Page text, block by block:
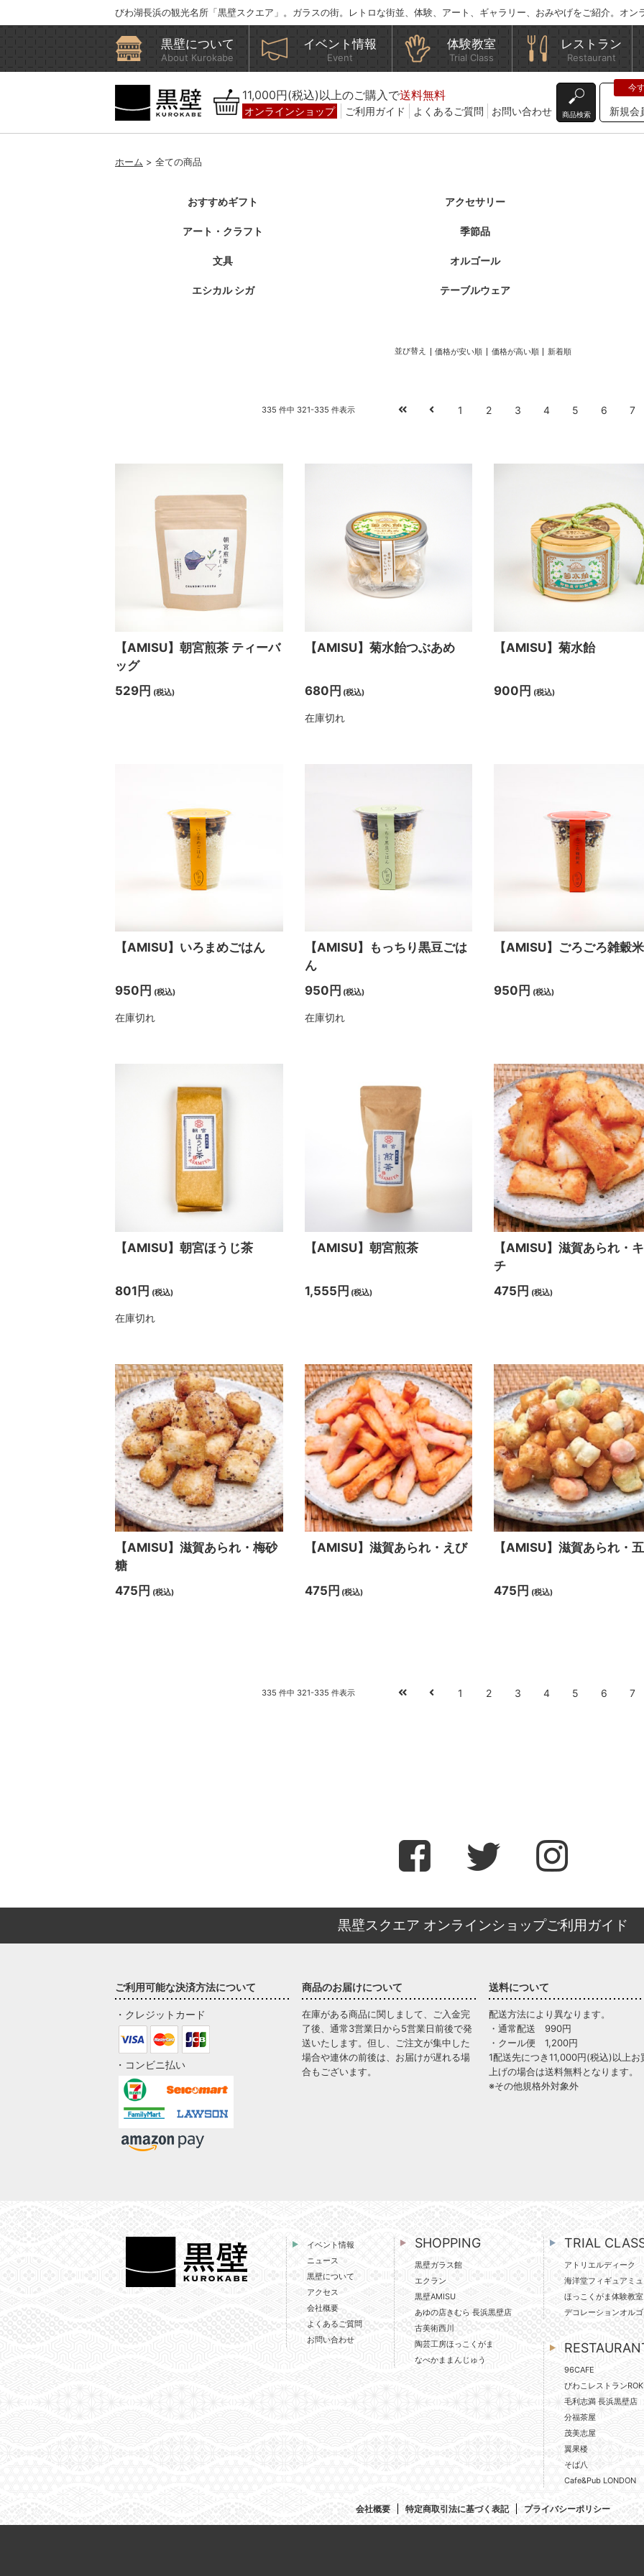
びわ湖長浜の観光名所「黒壁スクエア」。ガラスの街。レトロな街並、体験、アート、ギャラリー、おみやげをご紹介。オン
黒壁について
About Kurokabe
イベント情報
Event
体験教室
Trial Class
レストラン
Restaurant
11,000円(税込)以上のご購入で送料無料
オンラインショップ ご利用ガイド よくあるご質問 お問い合わせ 商品検索 新規会
ホーム > 全ての商品
おすすめギフト アクセサリー
アート・クラフト 季節品
文具 オルゴール
エシカル シガ テーブルウェア
並び替え 価格が安い順 価格が高い順 新着順
335 件中 321-335 件表示 1 2 3 4 5 6 7
【AMISU】朝宮煎茶 ティーバ
ッグ
529円 (税込)
【AMISU】菊水飴つぶあめ
680円 (税込)
在庫切れ
【AMISU】菊水飴
900円 (税込)
【AMISU】いろまめごはん
950円 (税込)
在庫切れ
【AMISU】もっちり黒豆ごは
ん
950円 (税込)
在庫切れ
【AMISU】ごろごろ雑穀米
950円 (税込)
【AMISU】朝宮ほうじ茶
801円 (税込)
在庫切れ
【AMISU】朝宮煎茶
1,555円 (税込)
【AMISU】滋賀あられ・
チ
475円 (税込)
【AMISU】滋賀あられ・梅砂
糖
475円 (税込)
【AMISU】滋賀あられ・えび
475円 (税込)
【AMISU】滋賀あられ・
475円 (税込)
335 件中 321-335 件表示 1 2 3 4 5 6 7
黒壁スクエア オンラインショップご利用ガイド
ご利用可能な決済方法について
・クレジットカード
・コンビニ払い
商品のお届けについて
在庫がある商品に関しまして、ご入金完
了後、通常3営業日から5営業日前後で発
送いたします。但し、ご注文が集中した
場合や連休の前後は、お届けが遅れる場
合もございます。
送料について
配送方法により異なります。
・通常配送 990円
・クール便 1,200円
1配送先につき11,000円(税込)以上お
上げの場合は送料無料となります。
※その他規格外対象外
イベント情報
ニュース
黒壁について
アクセス
会社概要
よくあるご質問
お問い合わせ
SHOPPING
黒壁ガラス館
エクラン
黒壁AMISU
あゆの店きむら 長浜黒壁店
古美術西川
陶芸工房ほっこくがま
なべかままんじゅう
TRIAL
アトリエルディーク
海洋堂フィギュアミ
ほっこくがま体験教室
デコレーションオル
96CAFE
びわこレストラン
毛利志満 長浜黒壁店
分福茶屋
茂美志屋
翼果楼
そば八
Cafe&Pub LONDON
会社概要 特定商取引法に基づく表記 プライバシーポリシー